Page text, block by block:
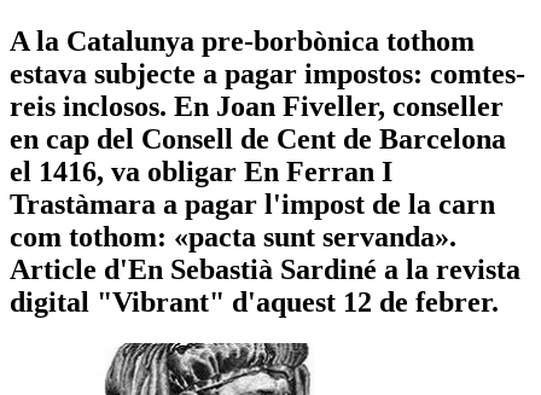
A la Catalunya pre-borbònica tothom
estava subjecte a pagar impostos: comtes-
reis inclosos. En Joan Fiveller, conseller
en cap del Consell de Cent de Barcelona
el 1416, va obligar En Ferran I
Trastàmara a pagar l'impost de la carn
com tothom: «pacta sunt servanda».
Article d'En Sebastià Sardiné a la revista
digital "Vibrant" d'aquest 12 de febrer.